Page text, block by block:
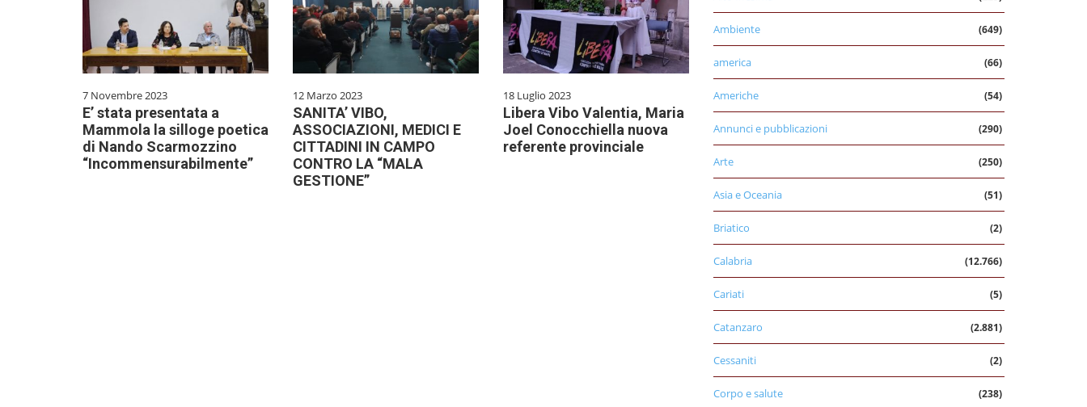
7 Novembre 2023
E’ stata presentata a
Mammola la silloge poetica
di Nando Scarmozzino
“Incommensurabilmente”
12 Marzo 2023
SANITA’ VIBO,
ASSOCIAZIONI, MEDICI E
CITTADINI IN CAMPO
CONTRO LA “MALA
GESTIONE”
18 Luglio 2023
Libera Vibo Valentia, Maria
Joel Conocchiella nuova
referente provinciale
Ambiente (649)
america (66)
Americhe (54)
Annunci e pubblicazioni (290)
Arte (250)
Asia e Oceania (51)
Briatico (2)
Calabria (12.766)
Cariati (5)
Catanzaro (2.881)
Cessaniti (2)
Corpo e salute (238)